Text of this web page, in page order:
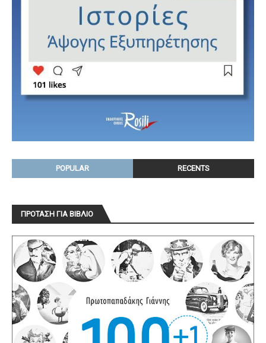
POPULAR RECENTS
ΠΡΟΤΑΣΗ ΓΙΑ ΒΙΒΛΙΟ